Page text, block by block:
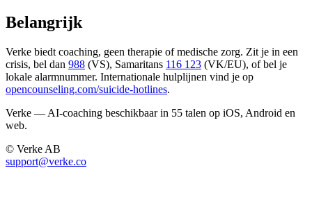
Belangrijk
Verke biedt coaching, geen therapie of medische zorg. Zit je in een
crisis, bel dan 988 (VS), Samaritans 116 123 (VK/EU), of bel je
lokale alarmnummer. Internationale hulplijnen vind je op
opencounseling.com/suicide-hotlines.
Verke — AI-coaching beschikbaar in 55 talen op iOS, Android en
web.
© Verke AB
support@verke.co